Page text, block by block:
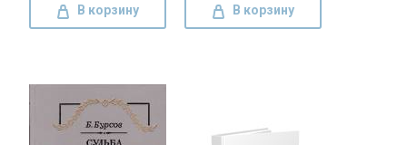
В корзину В корзину